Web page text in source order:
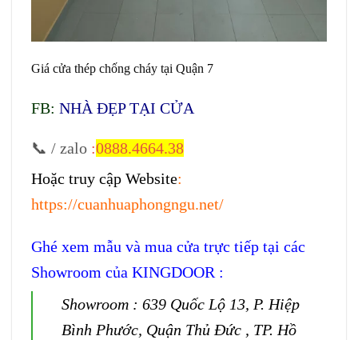
Giá cửa thép chống cháy tại Quận 7
FB: NHÀ ĐẸP TẠI CỬA
📞 / zalo :0888.4664.38
Hoặc truy cập Website:
https://cuanhuaphongngu.net/
Ghé xem mẫu và mua cửa trực tiếp tại các
Showroom của KINGDOOR :
Showroom : 639 Quốc Lộ 13, P. Hiệp
Bình Phước, Quận Thủ Đức , TP. Hồ